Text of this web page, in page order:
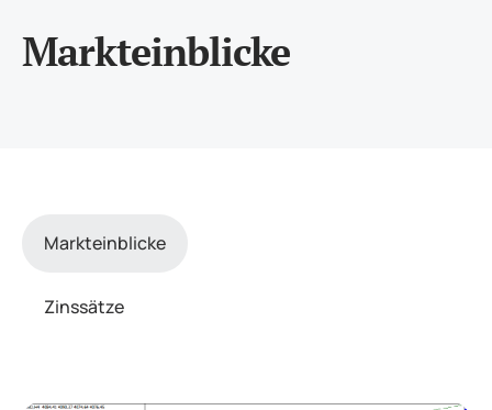
Handelsinstrumente
Markteinblicke
Markteinblicke
Zinssätze